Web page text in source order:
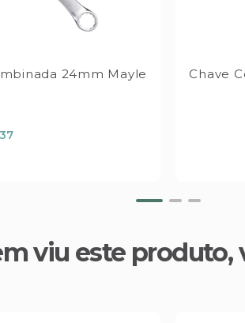
24mm Mayle Chave
viu este produto,